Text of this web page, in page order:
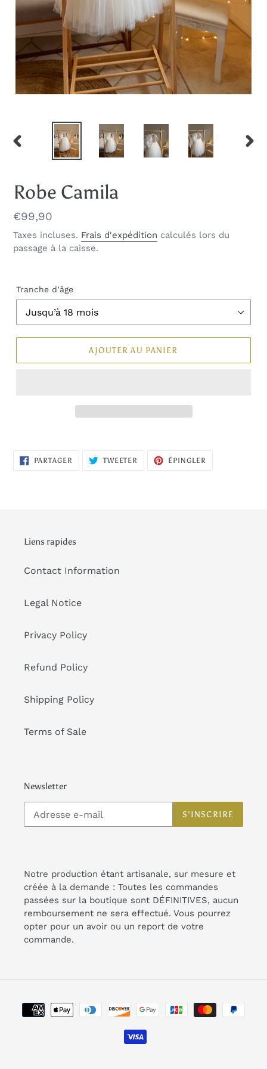
DIAPOSITIVE
Robe Camila
Prix
normal
€99,90
Taxes incluses. Frais d'expédition calculés lors du
passage à la caisse.
Tranche d’âge
AJOUTER AU PANIER
PARTAGER PARTAGERTWEETER TWEETERÉPINGLER
Liens rapides
Contact Information
Legal Notice
Privacy Policy
Refund Policy
Shipping Policy
Terms of Sale
Newsletter
S'INSCRIRE
Notre production étant artisanale, sur mesure et
créée à la demande : Toutes les commandes
passées sur la boutique sont DÉFINITIVES, aucun
remboursement ne sera effectué. Vous pourrez
opter pour un avoir ou un report de votre
commande.
Moyens
de
paiement